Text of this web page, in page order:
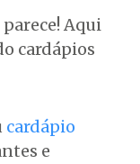
Aqui
cardápios
cardápio
e